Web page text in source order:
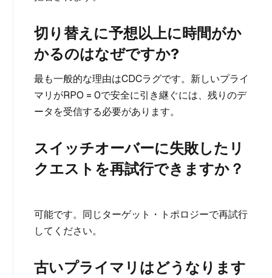
切り替えに予想以上に時間がか
かるのはなぜですか?
最も一般的な理由はCDCラグです。新しいプライ
マリがRPO = 0で安全に引き継ぐには、残りのデ
ータを受信する必要があります。
スイッチオーバーに失敗したリ
クエストを再試行できますか？
可能です。同じターゲット・トポロジーで再試行
してください。
古いプライマリはどうなります